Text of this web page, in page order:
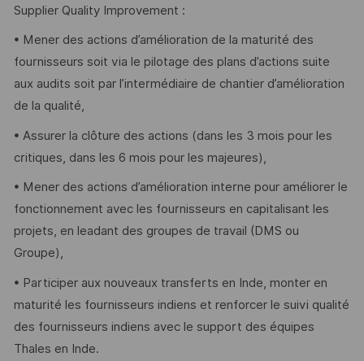
Supplier Quality Improvement :
• Mener des actions d’amélioration de la maturité des
fournisseurs soit via le pilotage des plans d’actions suite
aux audits soit par l’intermédiaire de chantier d’amélioration
de la qualité,
• Assurer la clôture des actions (dans les 3 mois pour les
critiques, dans les 6 mois pour les majeures),
• Mener des actions d’amélioration interne pour améliorer le
fonctionnement avec les fournisseurs en capitalisant les
projets, en leadant des groupes de travail (DMS ou
Groupe),
• Participer aux nouveaux transferts en Inde, monter en
maturité les fournisseurs indiens et renforcer le suivi qualité
des fournisseurs indiens avec le support des équipes
Thales en Inde.